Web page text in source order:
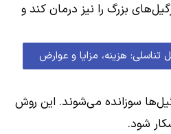
بزرگ را نیز درمان کند و
تناسلی: هزینه، مزایا و عوارض
سوزانده می‌شوند. این روش
شود.